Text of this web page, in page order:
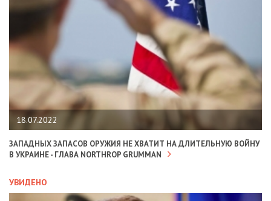
18.07.2022
ЗАПАДНЫХ ЗАПАСОВ ОРУЖИЯ НЕ ХВАТИТ НА ДЛИТЕЛЬНУЮ ВОЙНУ
В УКРАИНЕ - ГЛАВА NORTHROP GRUMMAN
УВИДЕНО